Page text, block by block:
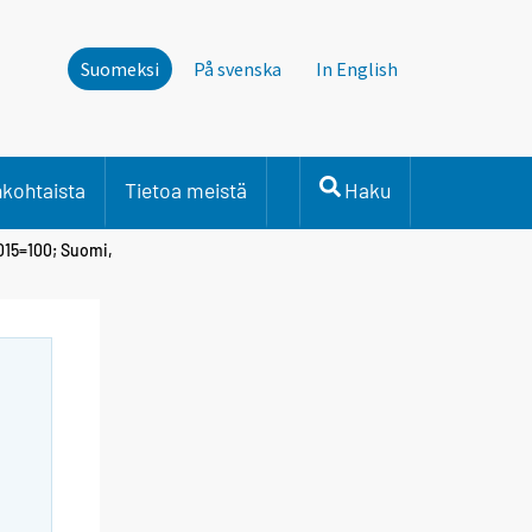
Suomeksi På svenska In English
Tietoa meistä Haku
Suomi,